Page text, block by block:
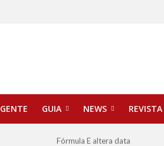
GENTE GUIA NEWS REVISTA
Fórmula E altera data